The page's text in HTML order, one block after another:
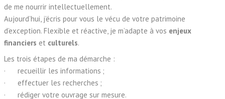
de me nourrir intellectuellement.
Aujourd’hui, j’écris pour vous le vécu de votre patrimoine
d’exception. Flexible et réactive, je m’adapte à vos enjeux
financiers et culturels.
Les trois étapes de ma démarche :
· recueillir les informations ;
· effectuer les recherches ;
· rédiger votre ouvrage sur mesure.